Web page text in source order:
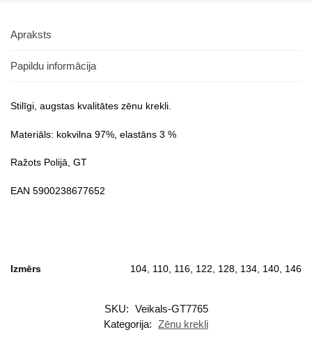
Apraksts
Papildu informācija
Stilīgi, augstas kvalitātes zēnu krekli.
Materiāls: kokvilna 97%, elastāns 3 %
Ražots Polijā, GT
EAN 5900238677652
Izmērs 104, 110, 116, 122, 128, 134, 140, 146
SKU: Veikals-GT7765
Kategorija: Zēnu krekli